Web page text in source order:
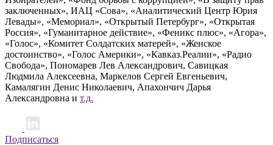
заключенных», ИАЦ «Сова», «Аналитический Центр Юрия
Левады», «Мемориал», «Открытый Петербург», «Открытая
Россия», «Гуманитарное действие», «Феникс плюс», «Агора»,
«Голос», «Комитет Солдатских матерей», «Женское
достоинство», «Голос Америки», «Кавказ.Реалии», «Радио
Свобода», Пономарев Лев Александрович, Савицкая
Людмила Алексеевна, Маркелов Сергей Евгеньевич,
Камалягин Денис Николаевич, Апахончич Дарья
Александровна и т.д.
Подписаться